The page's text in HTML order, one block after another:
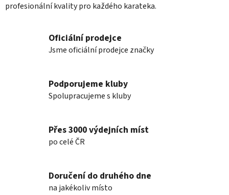
profesionální kvality pro každého karateka.
Oficiální prodejce
Jsme oficiální prodejce značky
Podporujeme kluby
Spolupracujeme s kluby
Přes 3000 výdejních míst
po celé ČR
Doručení do druhého dne
na jakékoliv místo